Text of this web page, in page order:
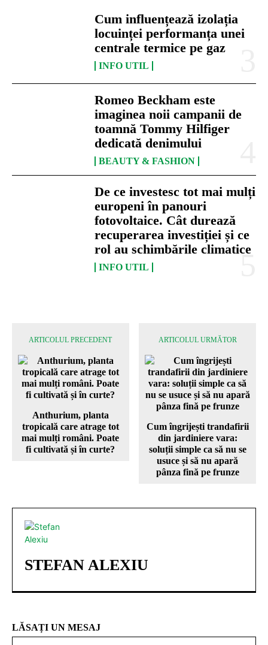
Cum influențează izolația
locuinței performanța unei
centrale termice pe gaz
INFO UTIL
Romeo Beckham este
imaginea noii campanii de
toamnă Tommy Hilfiger
dedicată denimului
BEAUTY & FASHION
De ce investesc tot mai mulți
europeni în panouri
fotovoltaice. Cât durează
recuperarea investiției și ce
rol au schimbările climatice
INFO UTIL
ARTICOLUL PRECEDENT
Anthurium, planta
tropicală care atrage tot
mai mulți români. Poate
fi cultivată și în curte?
ARTICOLUL URMĂTOR
Cum îngrijești trandafirii
din jardiniere vara:
soluții simple ca să nu se
usuce și să nu apară
pânza fină pe frunze
STEFAN ALEXIU
LĂSAȚI UN MESAJ